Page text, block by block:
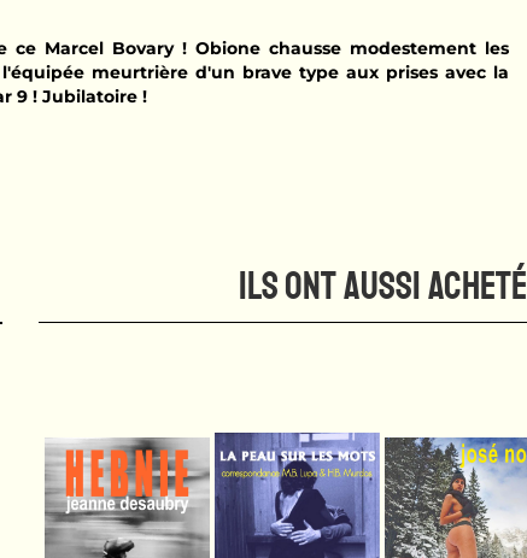
Marcel Bovary ! Obione chausse modestement les
meurtrière d'un brave type aux prises avec la
9 ! Jubilatoire !
ILS ONT AUSSI ACHETÉ